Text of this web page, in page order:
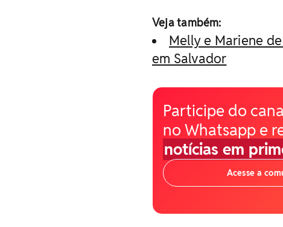
Veja também:
Melly e Mariene
em Salvador
Participe do
no Whatsapp e
notícias em
Acesse a